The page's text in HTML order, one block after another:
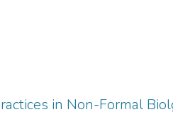
in Non-Formal